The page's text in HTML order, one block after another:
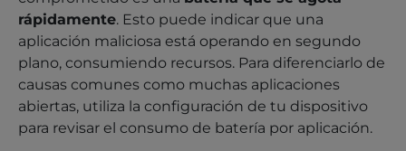
rápidamente. Esto puede indicar que una
aplicación maliciosa está operando en segundo
plano, consumiendo recursos. Para diferenciarlo de
causas comunes como muchas aplicaciones
abiertas, utiliza la configuración de tu dispositivo
para revisar el consumo de batería por aplicación.